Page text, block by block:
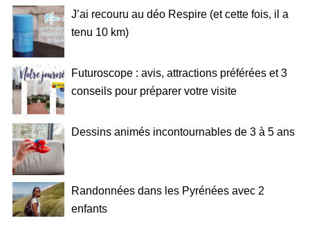
J’ai recouru au déo Respire (et cette fois, il a
tenu 10 km)
Futuroscope : avis, attractions préférées et 3
conseils pour préparer votre visite
Dessins animés incontournables de 3 à 5 ans
Randonnées dans les Pyrénées avec 2
enfants